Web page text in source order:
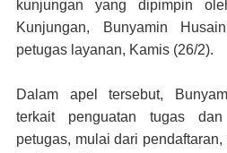
kunjungan yang dipimpin
Kunjungan, Bunyamin
petugas layanan, Kamis (26/2).
Dalam apel tersebut,
terkait penguatan tugas dan
petugas, mulai dari